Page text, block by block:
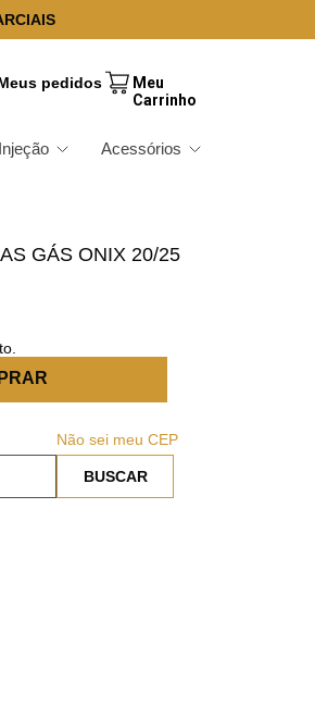
pedidos
Injeção Acessórios
GÁS ONIX 20/25
Não sei meu CEP